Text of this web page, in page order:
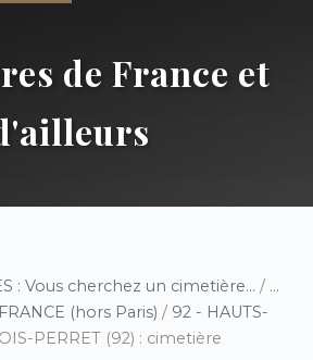
de France et
: Vous cherchez un cimetière... / ...
(hors Paris) / 92 - HAUTS-
PERRET (92) : cimetière